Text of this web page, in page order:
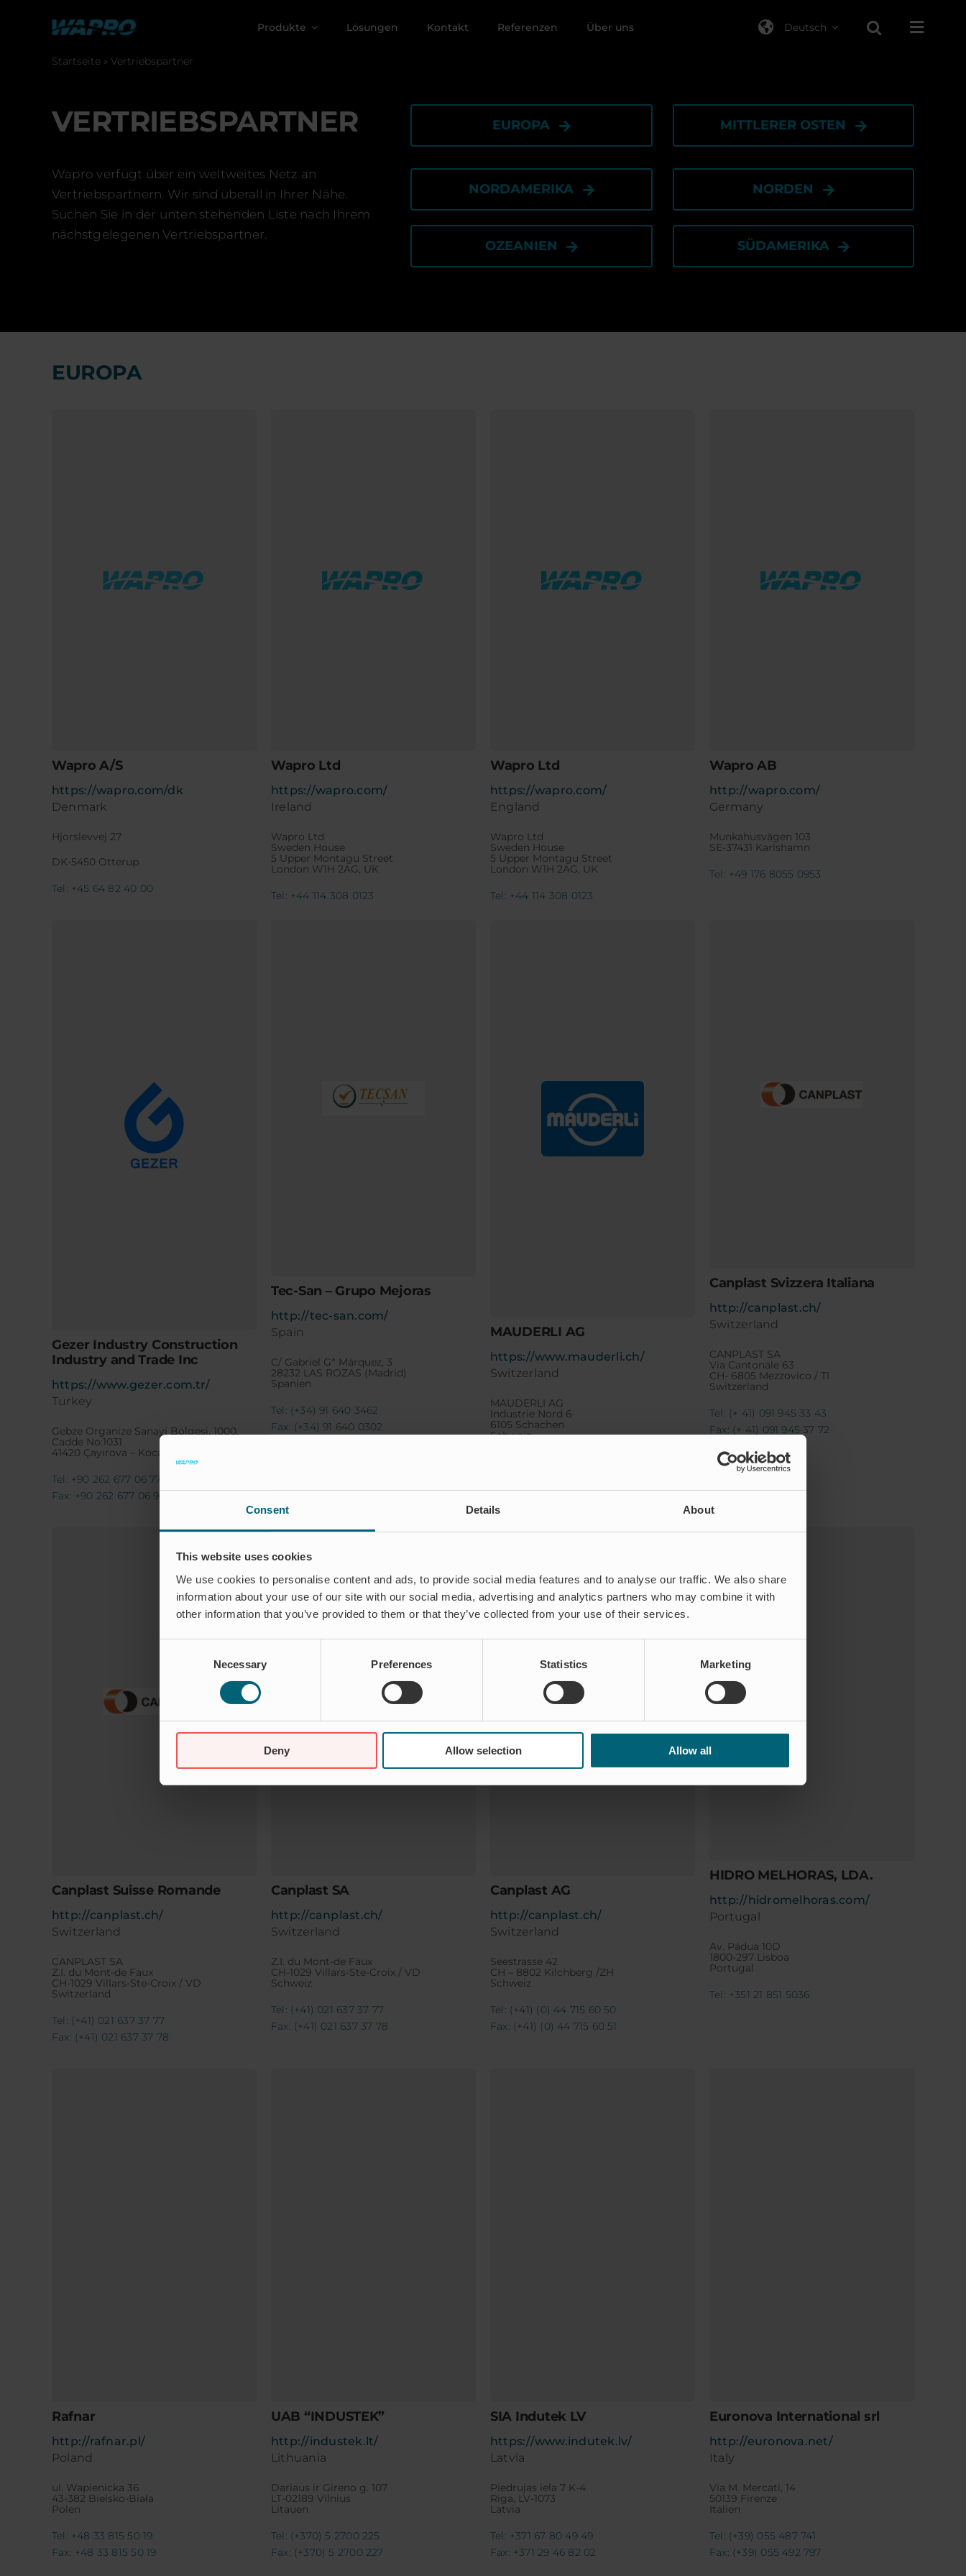
Consent Details About
This website uses cookies
We use cookies to personalise content and ads, to provide social media features and to analyse our traffic. We also share
information about your use of our site with our social media, advertising and analytics partners who may combine it with
other information that you’ve provided to them or that they’ve collected from your use of their services.
Necessary Preferences Statistics Marketing
Deny Allow selection Allow all
Produkte Lösungen Kontakt Referenzen Über uns Deutsch
Startseite» Vertriebspartner
VERTRIEBSPARTNER
Wapro verfügt über ein weltweites Netz an
Vertriebspartnern. Wir sind überall in Ihrer Nähe.
Suchen Sie in der unten stehenden Liste nach Ihrem
nächstgelegenen Vertriebspartner.
EUROPA MITTLERER OSTEN
NORDAMERIKA NORDEN
OZEANIEN SÜDAMERIKA
EUROPA
Wapro A/S
https://wapro.com/dk
Denmark
Hjorslevvej 27
DK-5450 Otterup
Tel: +45 64 82 40 00
Wapro Ltd
https://wapro.com/
Ireland
Wapro Ltd
Sweden House
5 Upper Montagu Street
London W1H 2AG, UK
Tel: +44 114 308 0123
Wapro Ltd
https://wapro.com/
England
Wapro Ltd
Sweden House
5 Upper Montagu Street
London W1H 2AG, UK
Tel: +44 114 308 0123
Wapro AB
http://wapro.com/
Germany
Munkahusvägen 103
SE-37431 Karlshamn
Tel: +49 176 8055 0953
Gezer Industry Construction
Industry and Trade Inc
https://www.gezer.com.tr/
Turkey
Gebze Organize Sanayi Bölgesi, 1000.
Cadde No:1031
41420 Çayırova – Kocaeli / TURKIYE
Tel: +90 262 677 06 77
Fax: +90 262 677 06 96 - 97
Tec-San – Grupo Mejoras
http://tec-san.com/
Spain
C/ Gabriel Gª Márquez, 3
28232 LAS ROZAS (Madrid)
Spanien
Tel: (+34) 91 640 3462
Fax: (+34) 91 640 0302
MAUDERLI AG
https://www.mauderli.ch/
Switzerland
MAUDERLI AG
Industrie Nord 6
6105 Schachen
Schweiz
Canplast Svizzera Italiana
http://canplast.ch/
Switzerland
CANPLAST SA
Via Cantonale 63
CH- 6805 Mezzovico / TI
Switzerland
Tel: (+ 41) 091 945 33 43
Fax: (+ 41) 091 945 37 72
Canplast Suisse Romande
http://canplast.ch/
Switzerland
CANPLAST SA
Z.I. du Mont-de Faux
CH-1029 Villars-Ste-Croix / VD
Switzerland
Tel: (+41) 021 637 37 77
Fax: (+41) 021 637 37 78
Canplast SA
http://canplast.ch/
Switzerland
Z.I. du Mont-de Faux
CH-1029 Villars-Ste-Croix / VD
Schweiz
Tel: (+41) 021 637 37 77
Fax: (+41) 021 637 37 78
Canplast AG
http://canplast.ch/
Switzerland
Seestrasse 42
CH – 8802 Kilchberg /ZH
Schweiz
Tel: (+41) (0) 44 715 60 50
Fax: (+41) (0) 44 715 60 51
HIDRO MELHORAS, LDA.
http://hidromelhoras.com/
Portugal
Av. Pádua 10D
1800-297 Lisboa
Portugal
Tel: +351 21 851 5036
Rafnar
http://rafnar.pl/
Poland
ul. Wapienicka 36
43-382 Bielsko-Biała
Polen
Tel: +48 33 815 50 19
Fax: +48 33 815 50 19
UAB “INDUSTEK”
http://industek.lt/
Lithuania
Dariaus ir Gireno g. 107
LT-02189 Vilnius
Litauen
Tel: (+370) 5 2700 225
Fax: (+370) 5 2700 227
SIA Indutek LV
https://www.indutek.lv/
Latvia
Piedrujas iela 7 K-4
Riga, LV-1073
Latvia
Tel: +371 67 80 49 49
Fax: +371 29 46 82 02
Euronova International srl
http://euronova.net/
Italy
Via M. Mercati, 14
50139 Firenze
Italien
Tel: (+39) 055 487 741
Fax: (+39) 055 492 797